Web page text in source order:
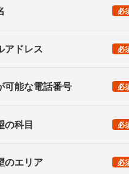
（
必
アドレス （
必
可能な電話番号 （
必
の科目 （
必
のエリア （
必